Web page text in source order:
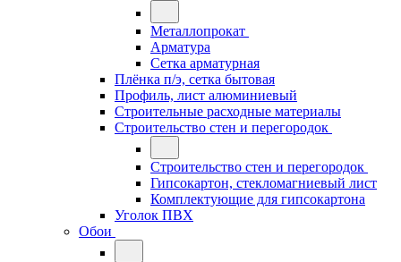
Металлопрокат
Арматура
Сетка арматурная
Плёнка п/э, сетка бытовая
Профиль, лист алюминиевый
Строительные расходные материалы
Строительство стен и перегородок
Строительство стен и перегородок
Гипсокартон, стекломагниевый лист
Комплектующие для гипсокартона
Уголок ПВХ
Обои